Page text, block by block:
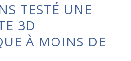
TESTÉ UNE
3D
À MOINS DE